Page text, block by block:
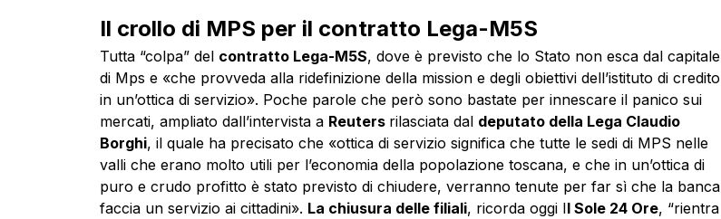
Il crollo di MPS per il contratto Lega-M5S
Tutta “colpa” del contratto Lega-M5S, dove è previsto che lo Stato non esca dal capitale
di Mps e «che provveda alla ridefinizione della mission e degli obiettivi dell’istituto di credito
in un’ottica di servizio». Poche parole che però sono bastate per innescare il panico sui
mercati, ampliato dall’intervista a Reuters rilasciata dal deputato della Lega Claudio
Borghi, il quale ha precisato che «ottica di servizio significa che tutte le sedi di MPS nelle
valli che erano molto utili per l’economia della popolazione toscana, e che in un’ottica di
puro e crudo profitto è stato previsto di chiudere, verranno tenute per far sì che la banca
faccia un servizio ai cittadini». La chiusura delle filiali, ricorda oggi Il Sole 24 Ore, “rientra